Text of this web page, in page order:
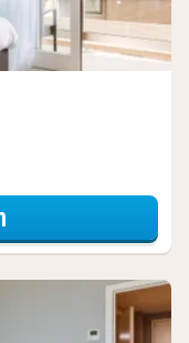
voor Relax